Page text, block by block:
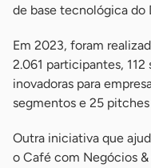
de base tecnológica do
Em 2023, foram
2.061 participantes,
inovadoras para
segmentos e 25
Outra iniciativa que
o Café com Negócios